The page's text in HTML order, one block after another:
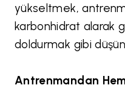
yükseltmek,
karbonhidrat alarak
doldurmak gibi
Antrenmandan